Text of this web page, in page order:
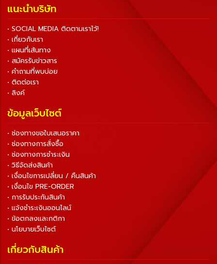
แนะนำบริษัท
• SOCIAL MEDIA ติดตามเราไว้!
• เกี่ยวกับเรา
• แผนที่เส้นทาง
• สมัครรับข่าวสาร
• คำถามที่พบบ่อย
• ติดต่อเรา
• ลิงค์
ข้อมูลเว็บไซต์
• ช่องทางขอใบเสนอราคา
• ช่องทางการสั่งซื้อ
• ช่องทางการชำระเงิน
• วิธีจัดส่งสินค้า
• เงื่อนไขการเปลี่ยน / คืนสินค้า
• เงื่อนไข PRE-ORDER
• การรับประกันสินค้า
• แจ้งชำระเงินออนไลน์
• ข้อตกลงและกติกา
• นโยบายเว็บไซต์
เกี่ยวกับสินค้า